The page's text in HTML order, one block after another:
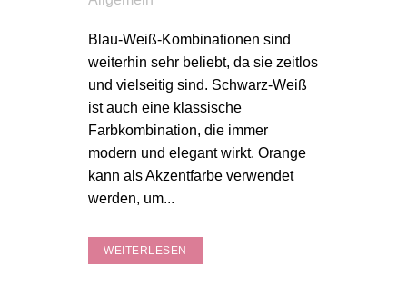
Blau-Weiß-Kombinationen sind
weiterhin sehr beliebt, da sie zeitlos
und vielseitig sind. Schwarz-Weiß
ist auch eine klassische
Farbkombination, die immer
modern und elegant wirkt. Orange
kann als Akzentfarbe verwendet
werden, um...
WEITERLESEN